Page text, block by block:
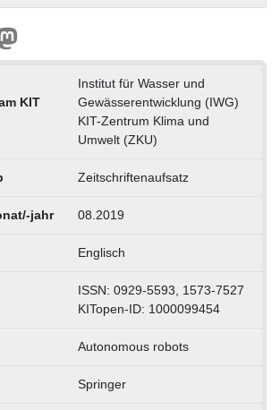
KIT
Institut für Wasser und
Gewässerentwicklung (IWG)
KIT-Zentrum Klima und
Umwelt (ZKU)
Zeitschriftenaufsatz
jahr 08.2019
Englisch
ISSN: 0929-5593, 1573-7527
KITopen-ID: 1000099454
Autonomous robots
Springer